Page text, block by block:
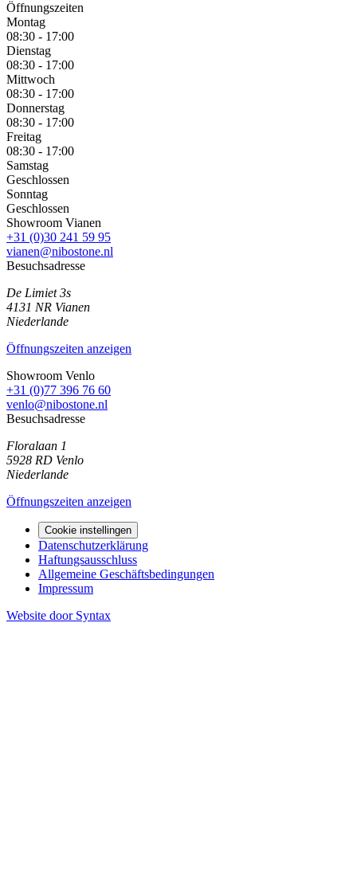
Öffnungszeiten
Montag
08:30 - 17:00
Dienstag
08:30 - 17:00
Mittwoch
08:30 - 17:00
Donnerstag
08:30 - 17:00
Freitag
08:30 - 17:00
Samstag
Geschlossen
Sonntag
Geschlossen
Showroom Vianen
+31 (0)30 241 59 95
vianen@nibostone.nl
Besuchsadresse
De Limiet 3s
4131 NR Vianen
Niederlande
Öffnungszeiten anzeigen
Showroom Venlo
+31 (0)77 396 76 60
venlo@nibostone.nl
Besuchsadresse
Floralaan 1
5928 RD Venlo
Niederlande
Öffnungszeiten anzeigen
Cookie instellingen
Datenschutzerklärung
Haftungsausschluss
Allgemeine Geschäftsbedingungen
Impressum
Website door Syntax